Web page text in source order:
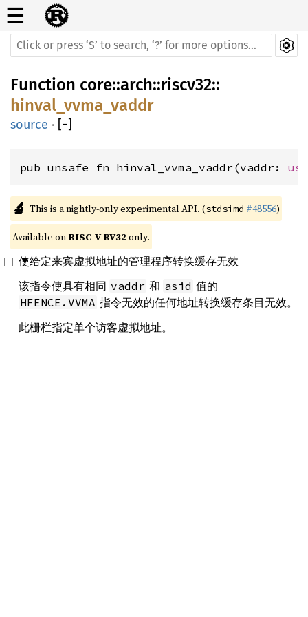
☰
Function core::arch::riscv32::
hinval_vvma_vaddr
source · [−]
pub unsafe fn hinval_vvma_vaddr(vaddr:
🔬 This is a nightly-only experimental API. (stdsimd #48556)
Available on RISC-V RV32 only.
使给定来宾虚拟地址的管理程序转换缓存无效
该指令使具有相同 vaddr 和 asid 值的
HFENCE.VVMA 指令无效的任何地址转换缓存条目无效。
此栅栏指定单个访客虚拟地址。